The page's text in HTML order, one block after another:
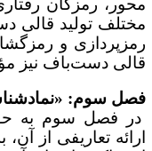
رمزگان
تولید قالی
و
دست‌باف نیز
سوم:
فصل سوم به
تعاریفی از آن،